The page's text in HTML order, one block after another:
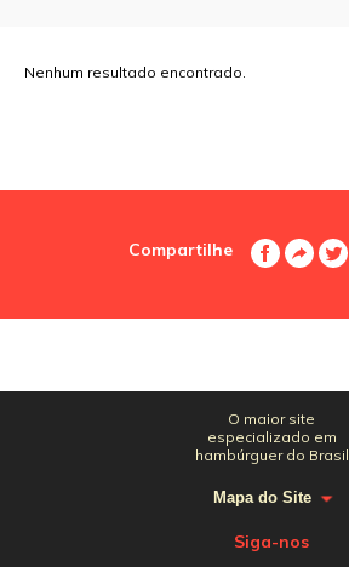
Nenhum resultado encontrado.
Compartilhe
O maior site
especializado em
hambúrguer do Brasil
Mapa do Site
Siga-nos